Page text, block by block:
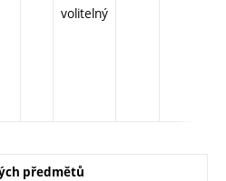
volitelný
předmětů